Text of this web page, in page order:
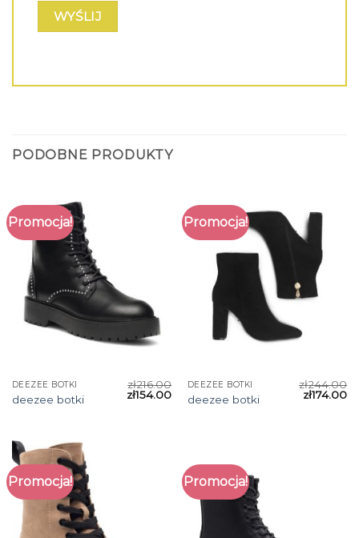
PODOBNE PRODUKTY
Promocja!
DEEZEE BOTKI
deezee botki
zł216.00
zł154.00
Promocja!
DEEZEE BOTKI
deezee botki
zł244.00
zł174.00
Promocja! Promocja!